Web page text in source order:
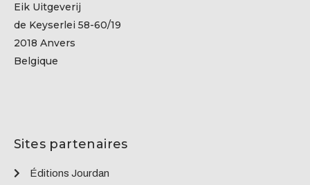
Eik Uitgeverij
de Keyserlei 58-60/19
2018 Anvers
Belgique
Sites partenaires
Éditions Jourdan